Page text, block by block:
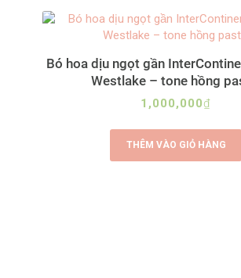
Bó hoa dịu ngọt gần
Westlake – tone hồng
1,000,000₫
THÊM VÀO GIỎ HÀNG